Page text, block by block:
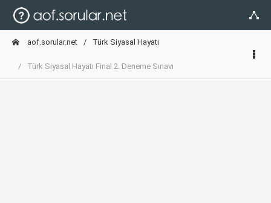
aof.sorular.net Türk Siyasal Hayatı
Türk Siyasal Hayatı Final 2. Deneme Sınavı